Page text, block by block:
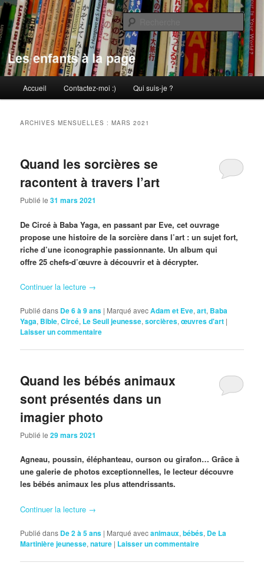
Aller
au
contenu
principal
Aller
au
contenu
secondaireLes enfants à la page
principal
Accueil Contactez-moi :) Qui suis-je ?
ARCHIVES MENSUELLES :MARS 2021
Quand les sorcières se
racontent à travers l’art
Publié le31 mars 2021
De Circé à Baba Yaga, en passant par Eve, cet ouvrage
propose une histoire de la sorcière dans l’art : un sujet fort,
riche d’une iconographie passionnante. Un album qui
offre 25 chefs-d’œuvre à découvrir et à décrypter.
Continuer la lecture →
Publié dans De 6 à 9 ans | Marqué avecAdam et Eve,art, Baba
Yaga, Bible,Circé, Le Seuil jeunesse,sorcières,œuvres d'art |
Laisser un commentaire
Quand les bébés animaux
sont présentés dans un
imagier photo
Publié le29 mars 2021
Agneau, poussin, éléphanteau, ourson ou girafon… Grâce à
une galerie de photos exceptionnelles, le lecteur découvre
les bébés animaux les plus attendrissants.
Continuer la lecture →
Publié dans De 2 à 5 ans | Marqué avecanimaux,bébés, De La
Martinière jeunesse,nature | Laisser un commentaire